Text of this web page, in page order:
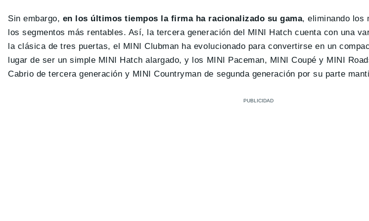
Sin embargo, en los últimos tiempos la firma ha racionalizado su gama, eliminando los
los segmentos más rentables. Así, la tercera generación del MINI Hatch cuenta con una
la clásica de tres puertas, el MINI Clubman ha evolucionado para convertirse en un
lugar de ser un simple MINI Hatch alargado, y los MINI Paceman, MINI Coupé y MINI
Cabrio de tercera generación y MINI Countryman de segunda generación por su parte